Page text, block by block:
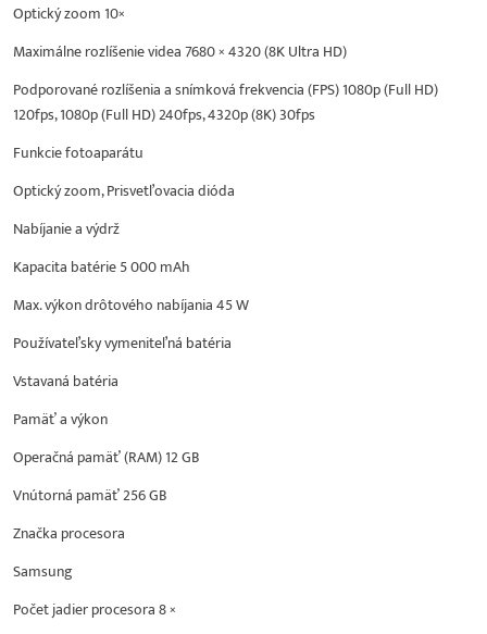
Optický zoom 10×
Maximálne rozlíšenie videa 7680 × 4320 (8K Ultra HD)
Podporované rozlíšenia a snímková frekvencia (FPS) 1080p (Full HD)
120fps, 1080p (Full HD) 240fps, 4320p (8K) 30fps
Funkcie fotoaparátu
Optický zoom, Prisvetľovacia dióda
Nabíjanie a výdrž
Kapacita batérie 5 000 mAh
Max. výkon drôtového nabíjania 45 W
Používateľsky vymeniteľná batéria
Vstavaná batéria
Pamäť a výkon
Operačná pamäť (RAM) 12 GB
Vnútorná pamäť 256 GB
Značka procesora
Samsung
Počet jadier procesora 8 ×